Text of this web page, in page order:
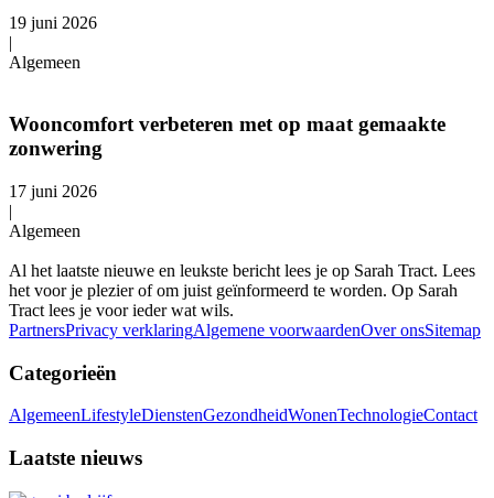
19 juni 2026
|
Algemeen
Wooncomfort verbeteren met op maat gemaakte
zonwering
17 juni 2026
|
Algemeen
Al het laatste nieuwe en leukste bericht lees je op Sarah Tract. Lees
het voor je plezier of om juist geïnformeerd te worden. Op Sarah
Tract lees je voor ieder wat wils.
PartnersPrivacy verklaringAlgemene voorwaardenOver onsSitemap
Categorieën
AlgemeenLifestyleDienstenGezondheidWonenTechnologieContact
Laatste nieuws